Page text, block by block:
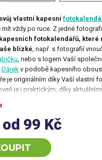
PÁ 8:00 - 16:00
516 770 521
Úvod
Kontakty
vlastní kapesní
mít vždy po ruce. Z jedné
fotokalendářů, které
blízké , např. s fotografií
, nebo s logem Vaší
Dárek v podobě kapesního
je originálním díky Vaší vlastní
je i praktickým, díky
Je to jednoduché, vyberte si
nám ji v objednávce
99 Kč